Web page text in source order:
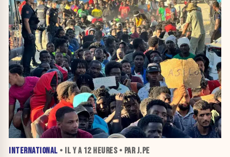
INTERNATIONAL • IL Y A 12 HEURES• PAR J.PE